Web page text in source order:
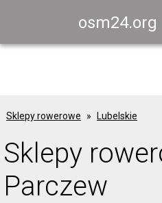
osm24.org
Sklepy rowerowe Lubelskie
Sklepy
Parczew